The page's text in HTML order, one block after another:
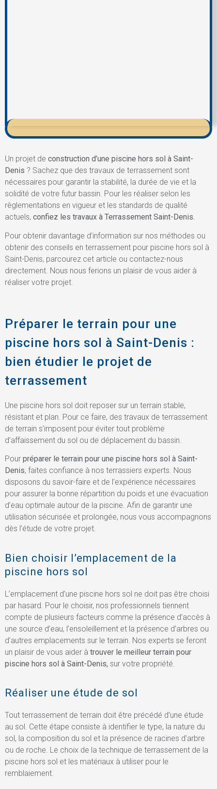
Un projet de construction d’une piscine hors sol à Saint-
Denis ? Sachez que des travaux de terrassement sont
nécessaires pour garantir la stabilité, la durée de vie et la
solidité de votre futur bassin. Pour les réaliser selon les
règlementations en vigueur et les standards de qualité
actuels, confiez les travaux à Terrassement Saint-Denis.
Pour obtenir davantage d’information sur nos méthodes ou
obtenir des conseils en terrassement pour piscine hors sol à
Saint-Denis, parcourez cet article ou contactez-nous
directement. Nous nous ferions un plaisir de vous aider à
réaliser votre projet.
Préparer le terrain pour une
piscine hors sol à Saint-Denis :
bien étudier le projet de
terrassement
Une piscine hors sol doit reposer sur un terrain stable,
résistant et plan. Pour ce faire, des travaux de terrassement
de terrain s’imposent pour éviter tout problème
d’affaissement du sol ou de déplacement du bassin.
Pour préparer le terrain pour une piscine hors sol à Saint-
Denis, faites confiance à nos terrassiers experts. Nous
disposons du savoir-faire et de l’expérience nécessaires
pour assurer la bonne répartition du poids et une évacuation
d’eau optimale autour de la piscine. Afin de garantir une
utilisation sécurisée et prolongée, nous vous accompagnons
dès l’étude de votre projet.
Bien choisir l’emplacement de la
piscine hors sol
L’emplacement d’une piscine hors sol ne doit pas être choisi
par hasard. Pour le choisir, nos professionnels tiennent
compte de plusieurs facteurs comme la présence d’accès à
une source d’eau, l’ensoleillement et la présence d’arbres ou
d’autres emplacements sur le terrain. Nos experts se feront
un plaisir de vous aider à trouver le meilleur terrain pour
piscine hors sol à Saint-Denis, sur votre propriété.
Réaliser une étude de sol
Tout terrassement de terrain doit être précédé d’une étude
au sol. Cette étape consiste à identifier le type, la nature du
sol, la composition du sol et la présence de racines d’arbre
ou de roche. Le choix de la technique de terrassement de la
piscine hors sol et les matériaux à utiliser pour le
remblaiement.